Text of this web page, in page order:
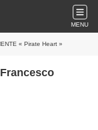
MENU
« Pirate Heart »